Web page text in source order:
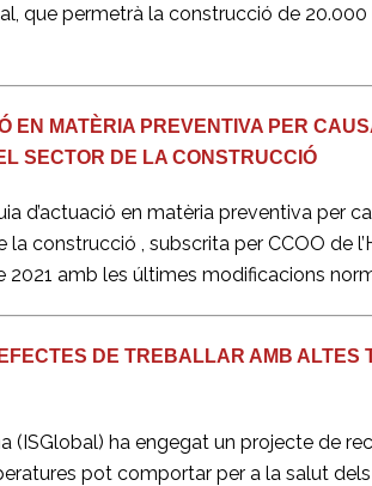
que permetrà la construcció de
EN MATÈRIA PREVENTIVA PER
SECTOR DE LA CONSTRUCCIÓ
d’actuació en matèria preventiva per
construcció , subscrita per CCOO de
2021 amb les últimes modificacions
DE TREBALLAR AMB ALTES
(ISGlobal) ha engegat un projecte de
pot comportar per a la salut